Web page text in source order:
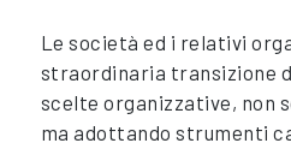
Le società ed i relativi
straordinaria transizione
scelte organizzative, non
ma adottando strumenti